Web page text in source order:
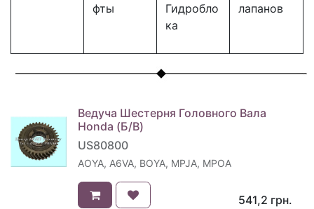
фты
Гидробло
ка
лапанов
Ведуча Шестерня Головного Вала
Honda (Б/В)
US80800
AOYA, A6VA, BOYA, MPJA, MPOA
541,2 грн.